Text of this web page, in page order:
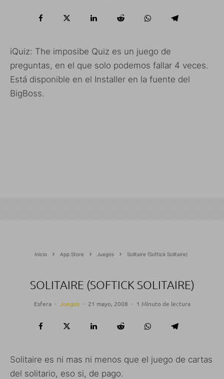
iQuiz: The imposibe Quiz es un juego de
preguntas, en el que solo podemos fallar 4 veces.
Está disponible en el Installer en la fuente del
BigBoss.
Inicio App Store Juegos Solitaire (Softick Solitaire)
SOLITAIRE (SOFTICK SOLITAIRE)
Esfera · Juegos · 21 mayo, 2008 · 1 Minuto de lectura
Solitaire es ni mas ni menos que el juego de cartas
del solitario, eso si, de pago.